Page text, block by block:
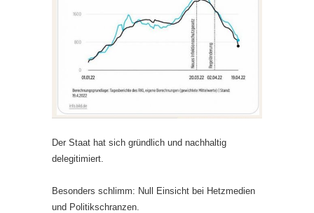
Der Staat hat sich gründlich und nachhaltig
delegitimiert.
Besonders schlimm: Null Einsicht bei Hetzmedien
und Politikschranzen.